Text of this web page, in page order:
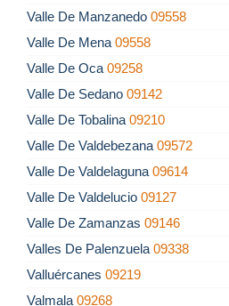
Valle De Manzanedo 09558
Valle De Mena 09558
Valle De Oca 09258
Valle De Sedano 09142
Valle De Tobalina 09210
Valle De Valdebezana 09572
Valle De Valdelaguna 09614
Valle De Valdelucio 09127
Valle De Zamanzas 09146
Valles De Palenzuela 09338
Valluércanes 09219
Valmala 09268